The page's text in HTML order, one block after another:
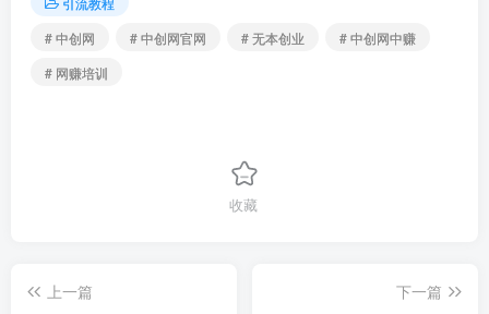
# 中创网
# 中创网官网 # 无本创业
# 中创网中赚
# 网赚培训
收藏
上一篇
下一篇